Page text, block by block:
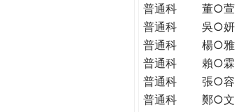
普通科
董○萱
普通科
吳○妍
普通科
楊○雅
普通科
賴○霖
普通科
張○容
普通科
鄭○文